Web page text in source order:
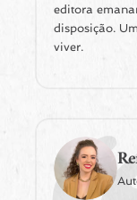
editora
disposição.
viver.